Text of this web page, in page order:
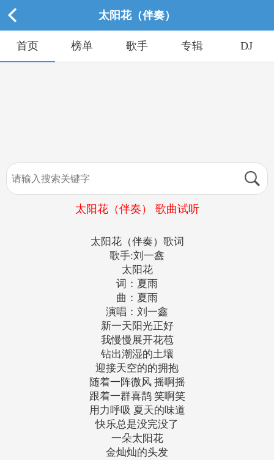
太阳花（伴奏）
首页 榜单 歌手 专辑 DJ
太阳花（伴奏） 歌曲试听
太阳花（伴奏）歌词
歌手:刘一鑫
太阳花
词：夏雨
曲：夏雨
演唱：刘一鑫
新一天阳光正好
我慢慢展开花苞
钻出潮湿的土壤
迎接天空的的拥抱
随着一阵微风 摇啊摇
跟着一群喜鹊 笑啊笑
用力呼吸 夏天的味道
快乐总是没完没了
一朵太阳花
金灿灿的头发